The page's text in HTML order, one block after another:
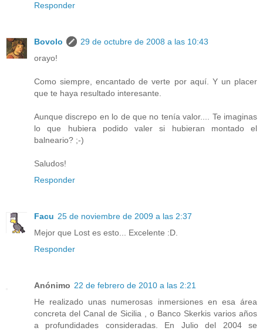
Responder
Bovolo
29 de octubre de 2008 a las 10:43
orayo!
Como siempre, encantado de verte por aquí. Y un placer
que te haya resultado interesante.
Aunque discrepo en lo de que no tenía valor.... Te imaginas
lo que hubiera podido valer si hubieran montado el
balneario? ;-)
Saludos!
Responder
Facu 25 de noviembre de 2009 a las 2:37
Mejor que Lost es esto... Excelente :D.
Responder
Anónimo 22 de febrero de 2010 a las 2:21
He realizado unas numerosas inmersiones en esa área
concreta del Canal de Sicilia , o Banco Skerkis varios años
a profundidades consideradas. En Julio del 2004 se